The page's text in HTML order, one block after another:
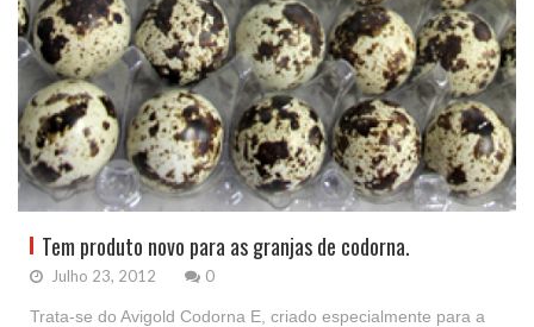
Tem produto novo para as granjas de codorna.
Julho 23, 2012 0
Trata-se do Avigold Codorna E, criado especialmente para a